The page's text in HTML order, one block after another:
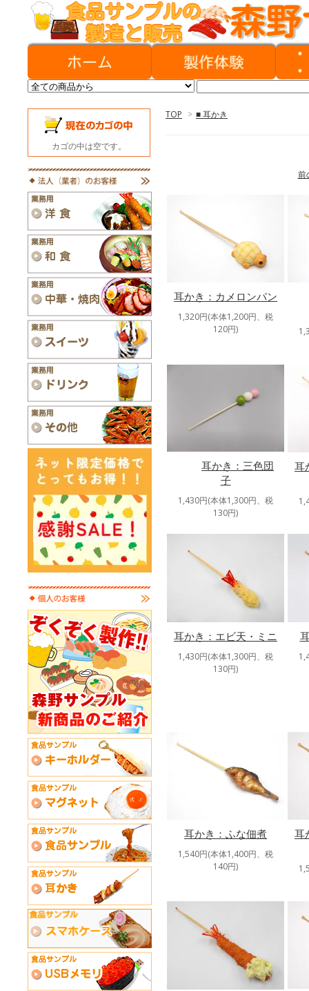
TOP > ■ 耳かき
前
耳かき：カメロンパン
1,320円(本体1,200円、税
120円)
耳かき：三色団
子
1,430円(本体1,300円、税
130円)
耳
耳かき：エビ天・ミニ
1,430円(本体1,300円、税
130円)
耳かき：ふな佃煮
1,540円(本体1,400円、税
140円)
耳
カゴの中は空です。